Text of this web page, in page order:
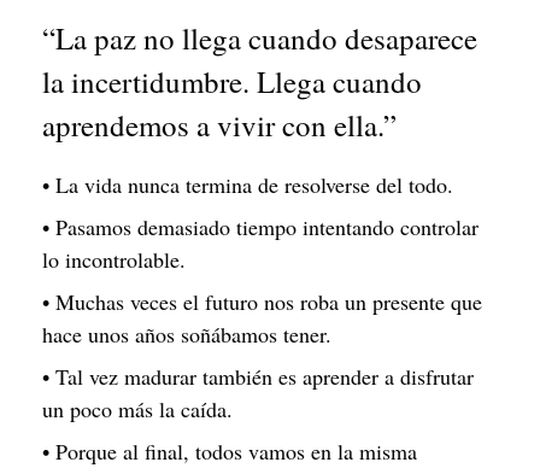
“La paz no llega cuando desaparece
la incertidumbre. Llega cuando
aprendemos a vivir con ella.”
• La vida nunca termina de resolverse del todo.
• Pasamos demasiado tiempo intentando controlar
lo incontrolable.
• Muchas veces el futuro nos roba un presente que
hace unos años soñábamos tener.
• Tal vez madurar también es aprender a disfrutar
un poco más la caída.
• Porque al final, todos vamos en la misma